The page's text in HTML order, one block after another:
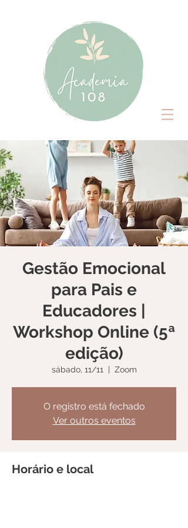
Gestão Emocional
para Pais e
Educadores |
Workshop Online (5ª
edição)
sábado, 11/11
  |
Zoom
O registro está fechado
Ver outros eventos
Horário e local